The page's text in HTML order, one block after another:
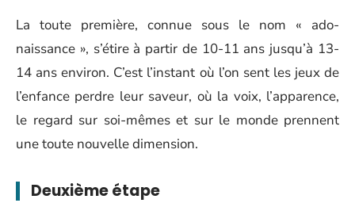
La toute première, connue sous le nom « ado-
naissance », s’étire à partir de 10-11 ans jusqu’à 13-
14 ans environ. C’est l’instant où l’on sent les jeux de
l’enfance perdre leur saveur, où la voix, l’apparence,
le regard sur soi-mêmes et sur le monde prennent
une toute nouvelle dimension.
Deuxième étape